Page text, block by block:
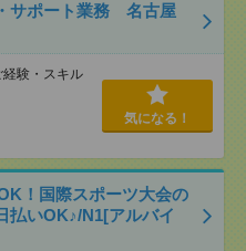
サポート業務 名古屋
験・スキル
気になる！
！国際スポーツ大会の
払いOK♪/N1[アルバイ